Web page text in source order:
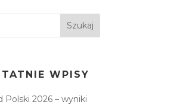
WPISY
Polski 2026 – wyniki